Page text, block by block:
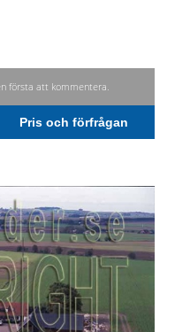
första att kommentera.
Pris och förfrågan